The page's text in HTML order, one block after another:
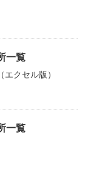
一覧
クセル版）
一覧